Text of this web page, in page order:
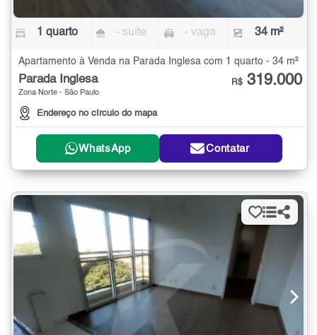
1 quarto - suíte - vaga 34 m²
Apartamento à Venda na Parada Inglesa com 1 quarto - 34 m²
Parada Inglesa
Zona Norte - São Paulo
Endereço no círculo do mapa
R$ 319.000
WhatsApp Contatar